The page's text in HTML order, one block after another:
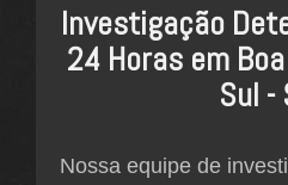
Investigação
24 Horas em
Sul -
Nossa equipe de